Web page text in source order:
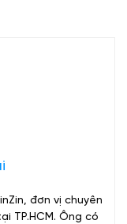
đơn vị chuyên
TP.HCM. Ông có